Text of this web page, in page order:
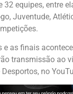
32 equipes, entre
Juventude,
e as finais
transmissão ao
no